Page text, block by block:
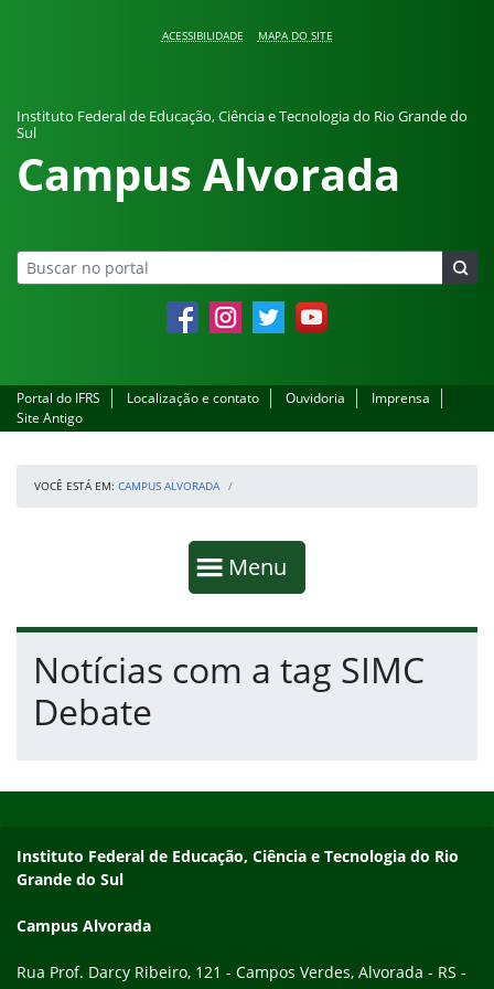
ACESSIBILIDADE MAPA DO SITE
Instituto Federal de Educação, Ciência e Tecnologia do Rio Grande do
Sul
Campus Alvorada
FacebookInstagramTwitter YouTube
Portal do IFRS Localização e contato Ouvidoria
Imprensa
Site Antigo
VOCÊ ESTÁ EM: CAMPUS ALVORADA
Mostrar
Menu
Fim da navegação
Início do conteúdo
Notícias com a tag SIMC
Debate
Endereço
Instituto Federal de Educação, Ciência e Tecnologia do Rio
Grande do Sul
Campus Alvorada
Rua Prof. Darcy Ribeiro, 121 - Campos Verdes, Alvorada - RS -